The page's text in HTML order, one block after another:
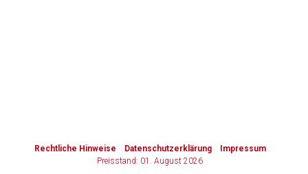
Rechtliche Hinweise Datenschutzerklärung
Impressum
Preisstand: 01. August 2026